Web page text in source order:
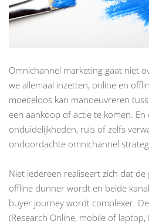
Omnichannel marketing gaat niet
we allemaal inzetten, online en
moeiteloos kan manoeuvreren
een aankoop of actie te komen.
onduidelijkheden, ruis of zelfs
ondoordachte omnichannel
Niet iedereen realiseert zich dat
offline dunner wordt en beide
buyer journey wordt complexer.
(Research Online, mobile of laptop,